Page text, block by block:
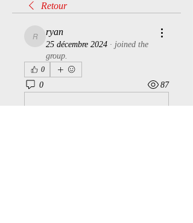
Retour
ryan
ryan
25 décembre 2024 · joined the
group.
0
0 87